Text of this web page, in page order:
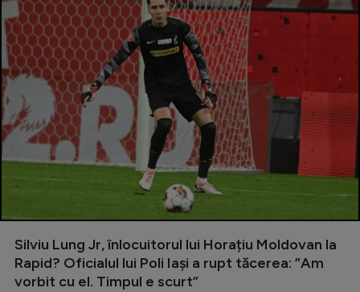
Silviu Lung Jr, înlocuitorul lui Horațiu Moldovan la
Rapid? Oficialul lui Poli Iași a rupt tăcerea: ”Am
vorbit cu el. Timpul e scurt”